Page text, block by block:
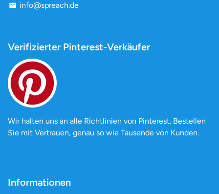
email info@spreach.de
Verifizierter Pinterest-Verkäufer
Wir halten uns an alle Richtlinien von Pinterest. Bestellen
Sie mit Vertrauen, genau so wie Tausende von Kunden.
Informationen